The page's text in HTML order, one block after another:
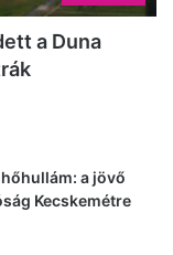
a Duna
a jövő
Kecskemétre